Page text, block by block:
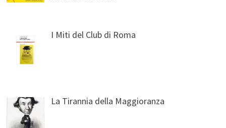
I Miti del Club di Roma
La Tirannia della Maggioranza